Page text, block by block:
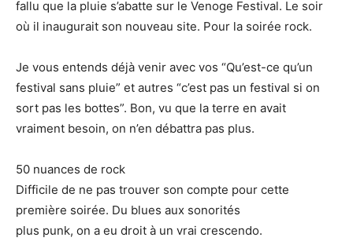
fallu que la pluie s’abatte sur le Venoge Festival. Le soir
où il inaugurait son nouveau site. Pour la soirée rock.
Je vous entends déjà venir avec vos “Qu’est-ce qu’un
festival sans pluie” et autres “c’est pas un festival si on
sort pas les bottes”. Bon, vu que la terre en avait
vraiment besoin, on n’en débattra pas plus.
50 nuances de rock
Difficile de ne pas trouver son compte pour cette
première soirée. Du blues aux sonorités
plus punk, on a eu droit à un vrai crescendo.